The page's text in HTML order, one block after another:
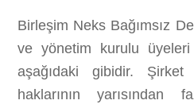
Birleşim Neks Bağımsız
ve yönetim kurulu
aşağıdaki gibidir.
haklarının yarısından